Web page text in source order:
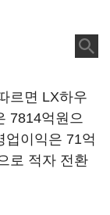
르면 LX하우
7814억원으
업이익은 71억
로 적자 전환